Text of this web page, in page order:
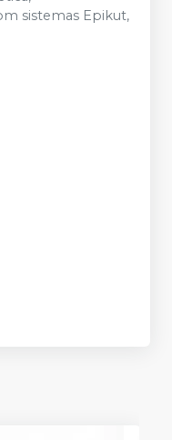
sistemas Epikut,